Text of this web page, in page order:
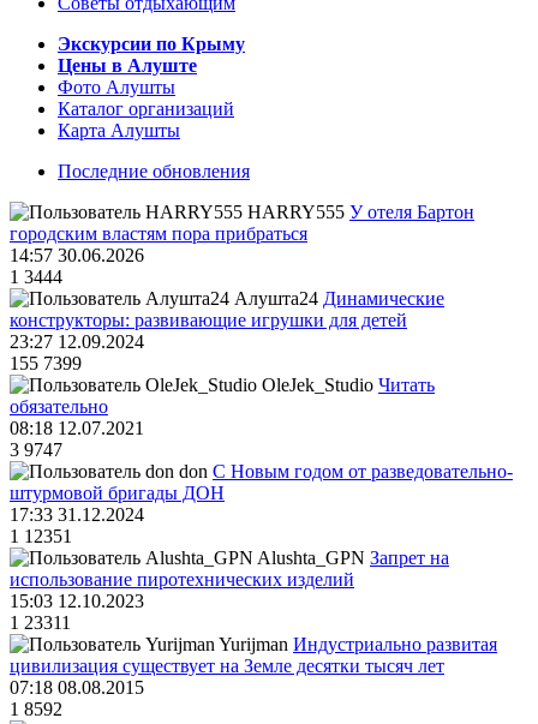
Экскурсии по Крыму
Цены в Алуште
Фото Алушты
Каталог организаций
Карта Алушты
Последние обновления
HARRY555 У отеля Бартон
городским властям пора прибраться
14:57 30.06.2026
1 3444
Алушта24 Динамические
конструкторы: развивающие игрушки для детей
23:27 12.09.2024
155 7399
OleJek_Studio Читать
обязательно
08:18 12.07.2021
3 9747
don С Новым годом от разведовательно-
штурмовой бригады ДОН
17:33 31.12.2024
1 12351
Alushta_GPN Запрет на
использование пиротехнических изделий
15:03 12.10.2023
1 23311
Yurijman Индустриально развитая
цивилизация существует на Земле десятки тысяч лет
07:18 08.08.2015
1 8592